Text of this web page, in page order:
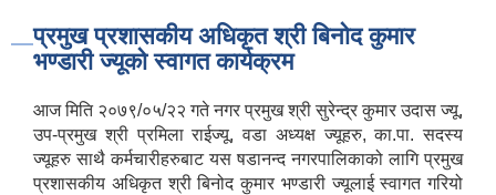
प्रमुख प्रशासकीय अधिकृत श्री बिनोद कुमार
भण्डारी ज्यूको स्वागत कार्यक्रम
आज मिति २०७९/०५/२२ गते नगर प्रमुख श्री सुरेन्द्र कुमार उदास ज्यू,
उप-प्रमुख श्री प्रमिला राईज्यू, वडा अध्यक्ष ज्यूहरु, का.पा. सदस्य
ज्यूहरु साथै कर्मचारीहरुबाट यस षडानन्द नगरपालिकाको लागि प्रमुख
प्रशासकीय अधिकृत श्री बिनोद कुमार भण्डारी ज्यूलाई स्वागत गरियो